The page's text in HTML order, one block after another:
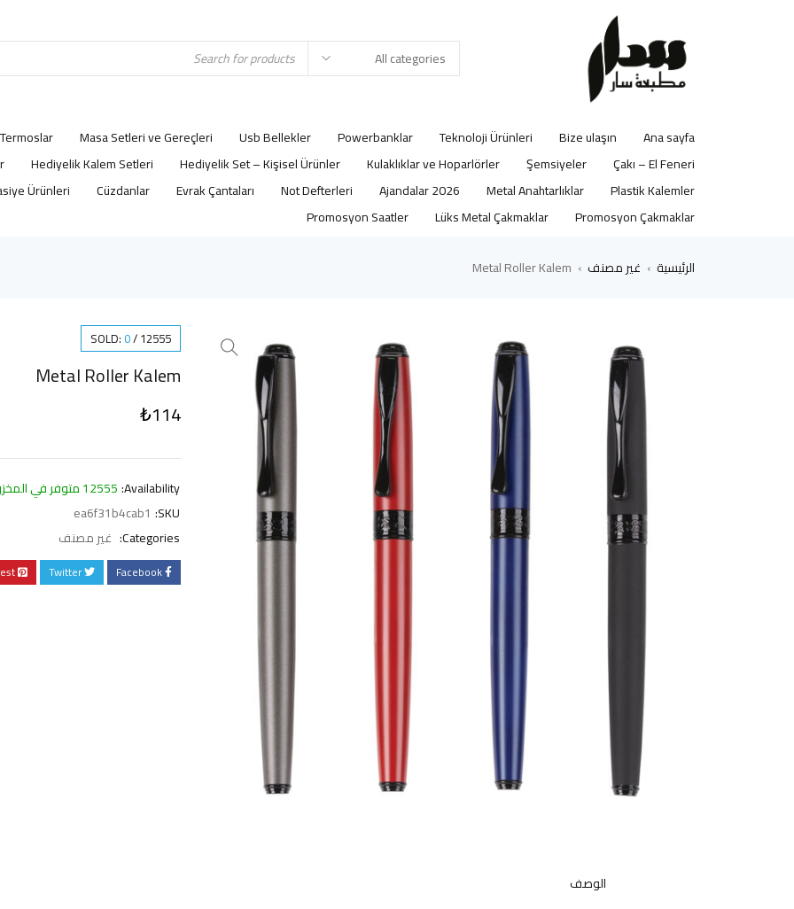
Ana sayfa
Bize ulaşın
Teknoloji Ürünleri
Powerbanklar
Usb Bellekler
Masa Setleri ve Gereçleri
Termoslar
Çakı – El Feneri
Şemsiyeler
Kulaklıklar ve Hoparlörler
Hediyelik Set – Kişisel Ürünler
Hediyelik Kalem Setleri
Plastik Kalemler
Metal Anahtarlıklar
2026 Ajandalar
Not Defterleri
Evrak Çantaları
Cüzdanlar
Ürünleri
Promosyon Çakmaklar
Lüks Metal Çakmaklar
Promosyon Saatler
الرئيسية › غير مصنف ›
Metal Roller Kalem
SOLD: 0/12555
Metal Roller Kalem
₺114
Availability: 12555 متوفر في المخزون
SKU:
ea6f31b4cab1
Categories: غير مصنف
Facebook
Twitter
الوصف